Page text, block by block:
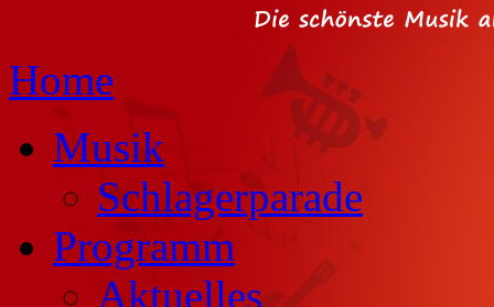
Home
Musik
Schlagerparade
Programm
Aktuelles